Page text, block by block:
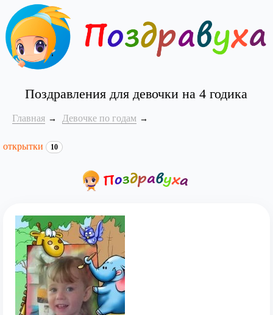
Поздравления для девочки на 4 годика
Главная Девочке по годам
открытки 10